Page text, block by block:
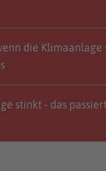
die Klimaanlage
stinkt - das